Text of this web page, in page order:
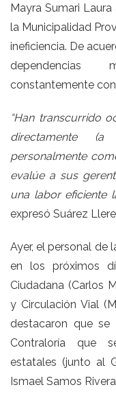
Mayra Sumari
la Municipalidad
ineficiencia. De
dependencias
constantemente
“Han transcurrido
directamente
personalmente
evalúe a sus
una labor eficiente
expresó Suárez
Ayer, el personal de
en los próximos
Ciudadana (Carlos
y Circulación Vial
destacaron que
Contraloría que
estatales (junto al
Ismael Samos